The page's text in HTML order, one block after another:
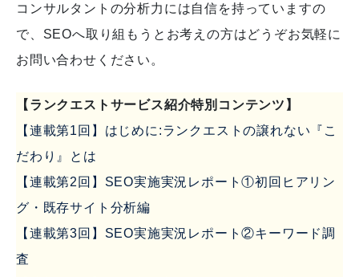
コンサルタントの分析力には自信を持っていますの
で、SEOへ取り組もうとお考えの方はどうぞお気軽に
お問い合わせください。
【ランクエストサービス紹介特別コンテンツ】
【連載第1回】はじめに:ランクエストの譲れない『こ
だわり』とは
【連載第2回】SEO実施実況レポート①初回ヒアリン
グ・既存サイト分析編
【連載第3回】SEO実施実況レポート②キーワード調
査